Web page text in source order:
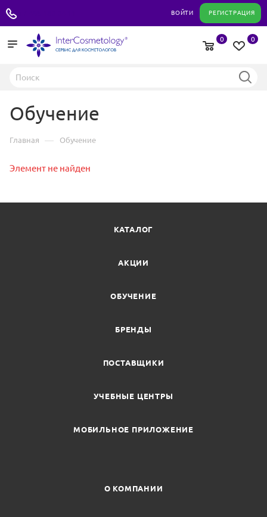
ВОЙТИ РЕГИСТРАЦИЯ
0
0
Обучение
Главная — Обучение
Элемент не найден
КАТАЛОГ
АКЦИИ
ОБУЧЕНИЕ
БРЕНДЫ
ПОСТАВЩИКИ
УЧЕБНЫЕ ЦЕНТРЫ
МОБИЛЬНОЕ ПРИЛОЖЕНИЕ
О КОМПАНИИ